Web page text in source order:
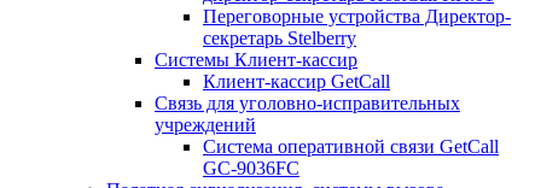
Переговорные устройства Директор-
секретарь Stelberry
Системы Клиент-кассир
Клиент-кассир GetCall
Связь для уголовно-исправительных
учреждений
Система оперативной связи GetCall
GC-9036FC